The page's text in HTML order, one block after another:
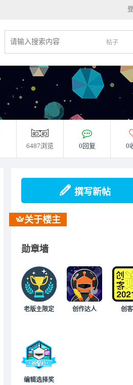
帖子
6487浏览 0回复 0
撰写新帖
关于楼主
勋章墙
老版主限定 创作达人 创
编辑选择奖